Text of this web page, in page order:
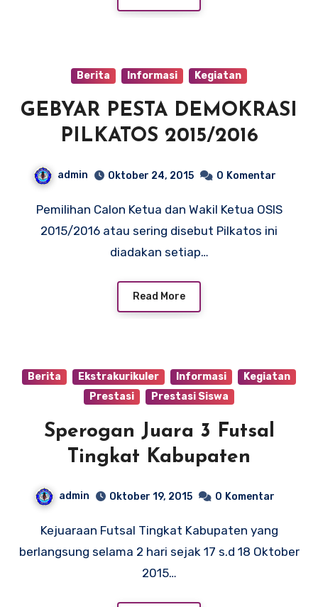
Berita Informasi Kegiatan
GEBYAR PESTA DEMOKRASI
PILKATOS 2015/2016
admin Oktober 24, 2015 0 Komentar
Pemilihan Calon Ketua dan Wakil Ketua OSIS
2015/2016 atau sering disebut Pilkatos ini
diadakan setiap…
Read More
Berita Ekstrakurikuler Informasi
Kegiatan
Prestasi
Prestasi Siswa
Sperogan Juara 3 Futsal
Tingkat Kabupaten
admin Oktober 19, 2015 0 Komentar
Kejuaraan Futsal Tingkat Kabupaten yang
berlangsung selama 2 hari sejak 17 s.d 18 Oktober
2015…